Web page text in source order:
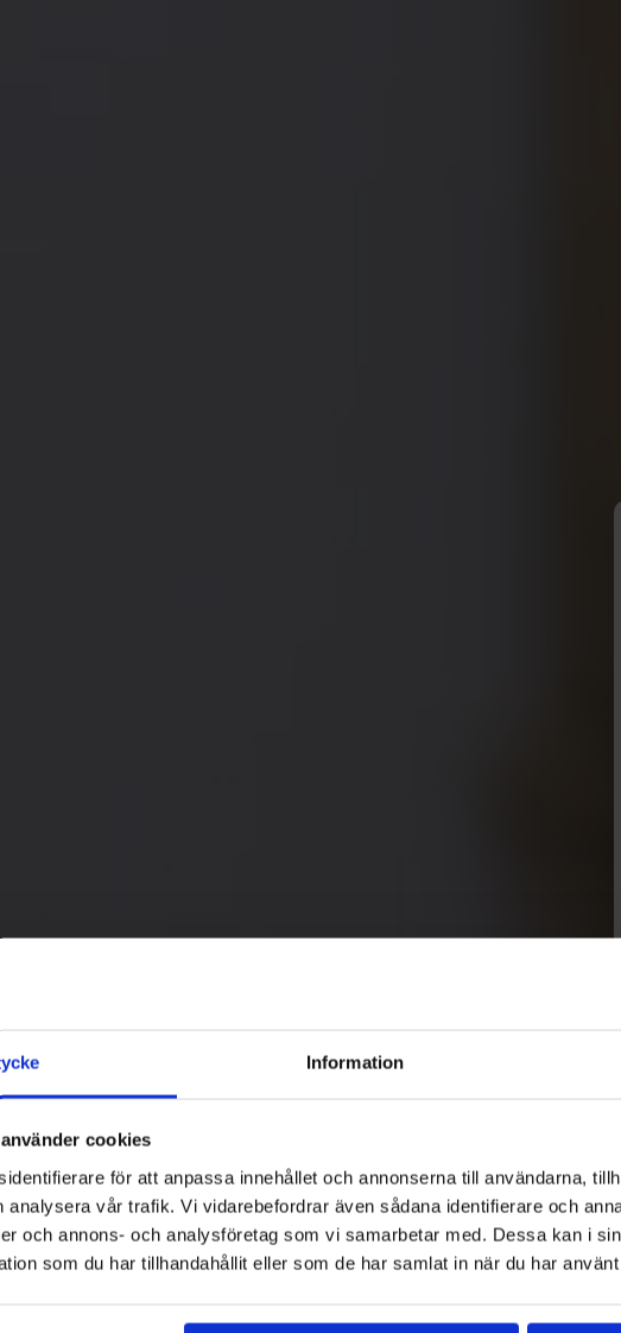
Information
cookies
för att anpassa innehållet och annonserna till användarna,
analysera vår trafik. Vi vidarebefordrar även sådana identifierare och
och annons- och analysföretag som vi samarbetar med. Dessa kan i
som du har tillhandahållit eller som de har samlat in när du har